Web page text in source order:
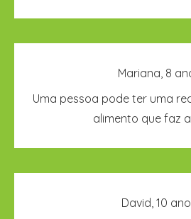
Mariana, 8
Uma pessoa pode ter uma
alimento que faz
Sim. É possível ter uma
estamos a cozinhar) ou por
David, 10
No geral, não. Nos Estados